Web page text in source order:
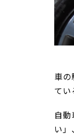
車の
てい
自
い